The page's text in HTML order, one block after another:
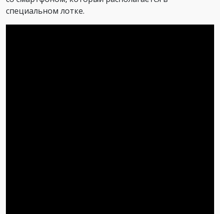
специальном лотке.